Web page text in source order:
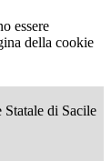
essere
della cookie
di Sacile